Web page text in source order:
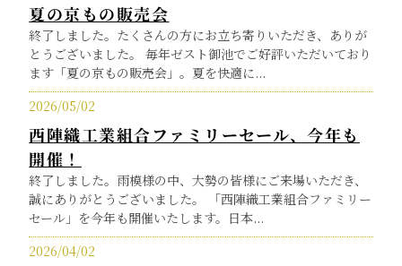
夏の京もの販売会
終了しました。たくさんの方にお立ち寄りいただき、ありが
とうございました。 毎年ゼスト御池でご好評いただいており
ます「夏の京もの販売会」。夏を快適に...
2026/05/02
西陣織工業組合ファミリーセール、今年も
開催！
終了しました。雨模様の中、大勢の皆様にご来場いただき、
誠にありがとうございました。 「西陣織工業組合ファミリー
セール」を今年も開催いたします。日本...
2026/04/02